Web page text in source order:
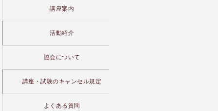
講座案内
活動紹介
協会について
講座・試験のキャンセル規定
よくある質問